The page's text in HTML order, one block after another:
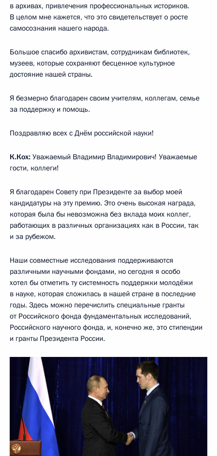
в архивах, привлечения профессиональных историков.
В целом мне кажется, что это свидетельствует о росте
самосознания нашего народа.
Большое спасибо архивистам, сотрудникам библиотек,
музеев, которые сохраняют бесценное культурное
достояние нашей страны.
Я безмерно благодарен своим учителям, коллегам, семье
за поддержку и помощь.
Поздравляю всех с Днём российской науки!
К.Кох: Уважаемый Владимир Владимирович! Уважаемые
гости, коллеги!
Я благодарен Совету при Президенте за выбор моей
кандидатуры на эту премию. Это очень высокая награда,
которая была бы невозможна без вклада моих коллег,
работающих в различных организациях как в России, так
и за рубежом.
Наши совместные исследования поддерживаются
различными научными фондами, но сегодня я особо
хотел бы отметить ту системность поддержки молодёжи
в науке, которая сложилась в нашей стране в последние
годы. Здесь можно перечислить специальные гранты
от Российского фонда фундаментальных исследований,
Российского научного фонда, и, конечно же, это стипендии
и гранты Президента России.